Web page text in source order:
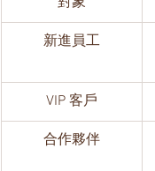
新進員工
VIP 客戶
合作夥伴